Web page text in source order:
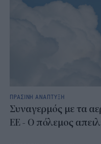
ΠΡΑΣΙΝΗ ΑΝΑΠΤΥΞΗ
Συναγερμός με τα
ΕΕ - Ο πόλεμος